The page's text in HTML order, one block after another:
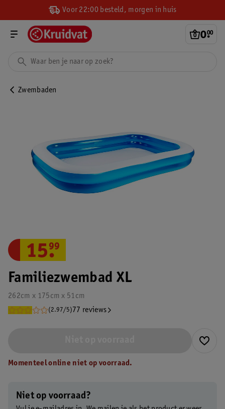
Voor 22:00 besteld, morgen in huis
0.
00
Zwembaden
Familiezwembad XL
262cm x 175cm x 51cm
(2.97/5) 77 reviews
15.
99
Momenteel online niet op voorraad.
Niet op voorraad?